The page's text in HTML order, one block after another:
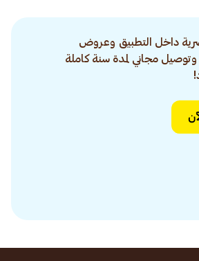
داخل التطبيق وعروض
مجاني لمدة سنة كاملة